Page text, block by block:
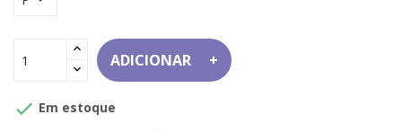
ADICIONAR
 Em estoque